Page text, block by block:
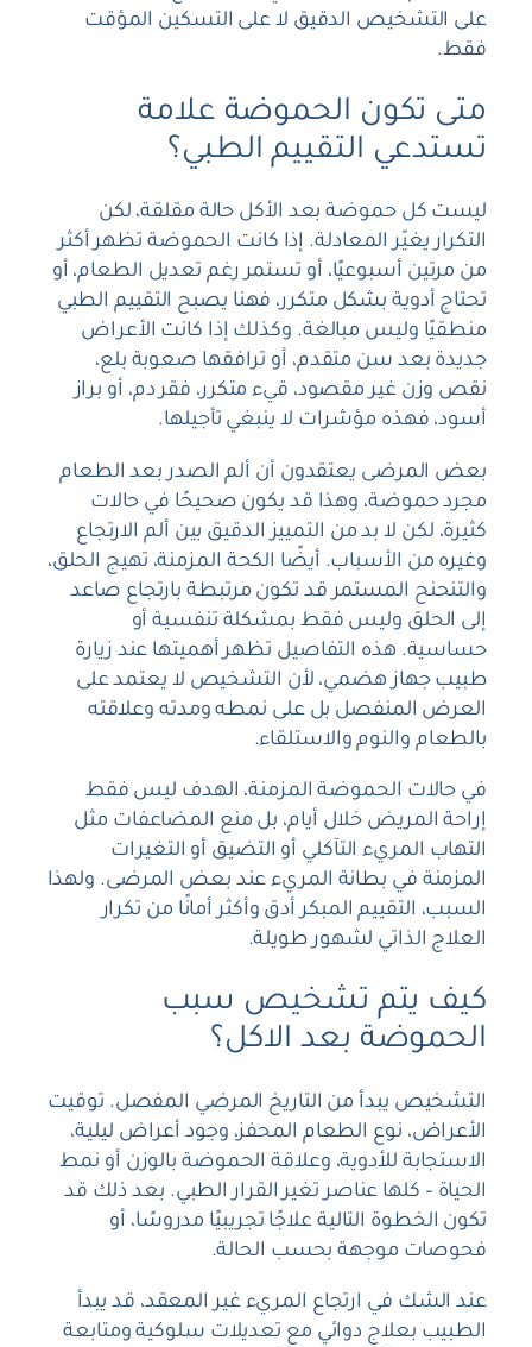
على التشخيص الدقيق لا على التسكين المؤقت
فقط.
متى تكون الحموضة علامة
تستدعي التقييم الطبي؟
ليست كل حموضة بعد الأكل حالة مقلقة، لكن
التكرار يغيّر المعادلة. إذا كانت الحموضة تظهر أكثر
من مرتين أسبوعيًا، أو تستمر رغم تعديل الطعام، أو
تحتاج أدوية بشكل متكرر، فهنا يصبح التقييم الطبي
منطقيًا وليس مبالغة. وكذلك إذا كانت الأعراض
جديدة بعد سن متقدم، أو ترافقها صعوبة بلع،
نقص وزن غير مقصود، قيء متكرر، فقر دم، أو براز
أسود، فهذه مؤشرات لا ينبغي تأجيلها.
بعض المرضى يعتقدون أن ألم الصدر بعد الطعام
مجرد حموضة، وهذا قد يكون صحيحًا في حالات
كثيرة، لكن لا بد من التمييز الدقيق بين ألم الارتجاع
وغيره من الأسباب. أيضًا الكحة المزمنة، تهيج الحلق،
والتنحنح المستمر قد تكون مرتبطة بارتجاع صاعد
إلى الحلق وليس فقط بمشكلة تنفسية أو
حساسية. هذه التفاصيل تظهر أهميتها عند زيارة
طبيب جهاز هضمي، لأن التشخيص لا يعتمد على
العرض المنفصل بل على نمطه ومدته وعلاقته
بالطعام والنوم والاستلقاء.
في حالات الحموضة المزمنة، الهدف ليس فقط
إراحة المريض خلال أيام، بل منع المضاعفات مثل
التهاب المريء التآكلي أو التضيق أو التغيرات
المزمنة في بطانة المريء عند بعض المرضى. ولهذا
السبب، التقييم المبكر أدق وأكثر أمانًا من تكرار
العلاج الذاتي لشهور طويلة.
كيف يتم تشخيص سبب
الحموضة بعد الاكل؟
التشخيص يبدأ من التاريخ المرضي المفصل. توقيت
الأعراض، نوع الطعام المحفز، وجود أعراض ليلية،
الاستجابة للأدوية، وعلاقة الحموضة بالوزن أو نمط
الحياة – كلها عناصر تغير القرار الطبي. بعد ذلك قد
تكون الخطوة التالية علاجًا تجريبيًا مدروسًا، أو
فحوصات موجهة بحسب الحالة.
عند الشك في ارتجاع المريء غير المعقد، قد يبدأ
الطبيب بعلاج دوائي مع تعديلات سلوكية ومتابعة